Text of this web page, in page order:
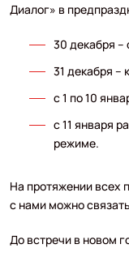
Диалог» в
30 декабря –
31 декабря –
c 1 по 10
c 11 января
режиме.
На протяжении всех
с нами можно
До встречи в новом